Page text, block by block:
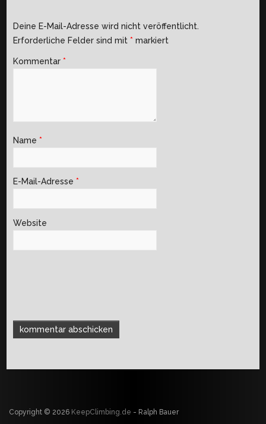
Deine E-Mail-Adresse wird nicht veröffentlicht.
Erforderliche Felder sind mit * markiert
Kommentar *
Name *
E-Mail-Adresse *
Website
Copyright © 2026 KeepClimbing.de - Ralph Bauer